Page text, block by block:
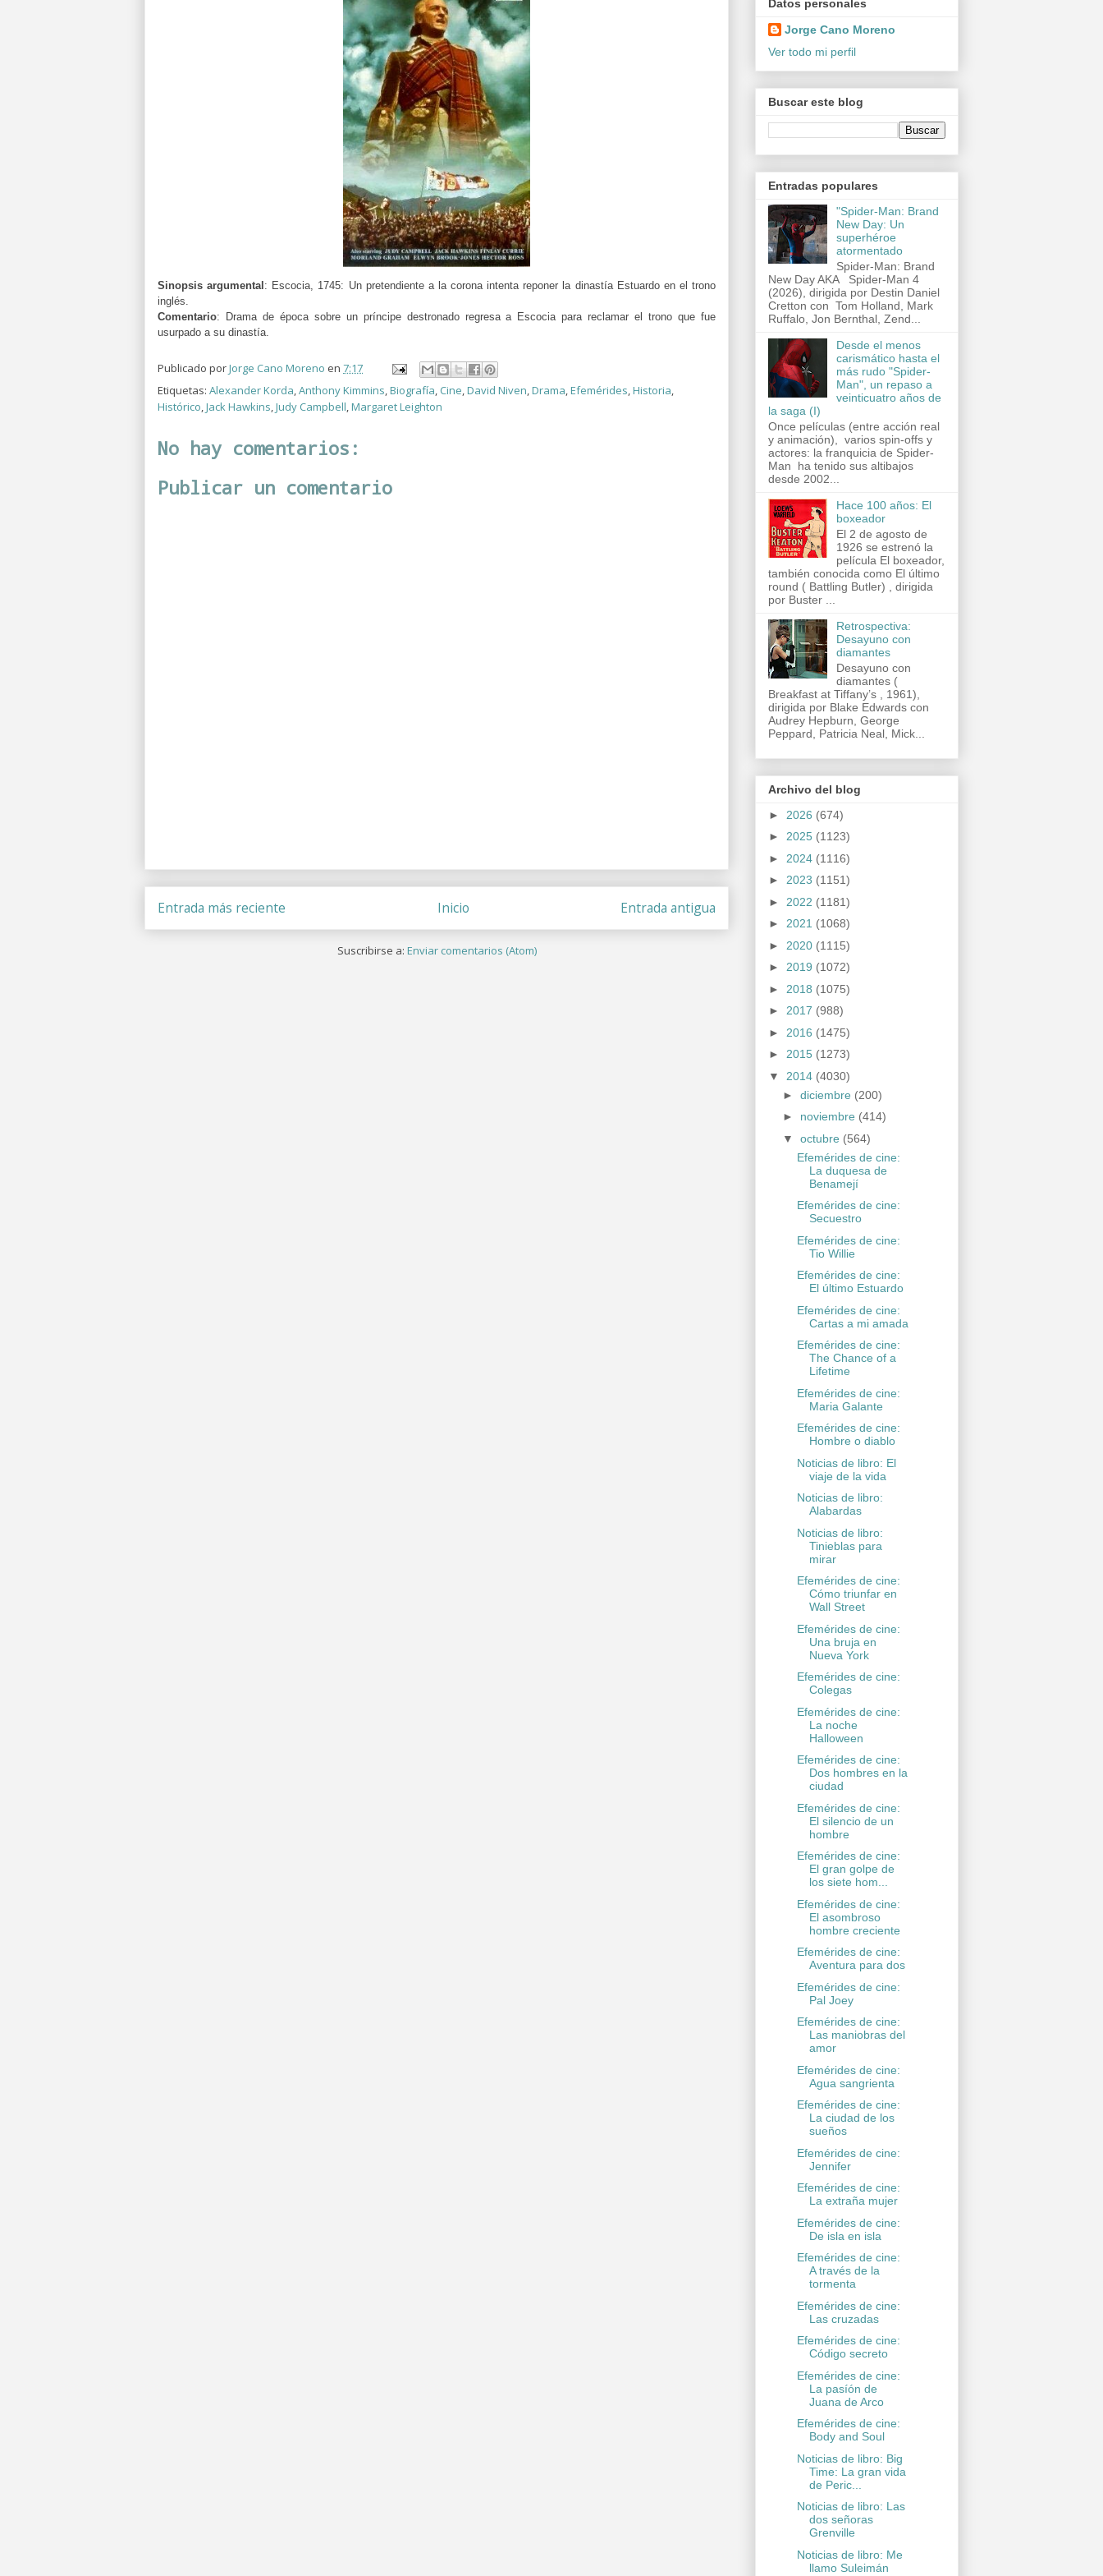
Sinopsis argumental : Escocia, 1745: Un pretendiente a la corona intenta reponer la dinastía Estuardo en el trono
inglés.
Comentario: Drama de época sobre un príncipe destronado regresa a Escocia para reclamar el trono que fue
usurpado a su dinastía.
Publicado porJorge Cano Moreno en 7:17
Etiquetas: Alexander Korda,Anthony Kimmins,Biografía, Cine,David Niven,Drama,Efemérides,Historia,
Histórico,Jack Hawkins,Judy Campbell,Margaret Leighton
No hay comentarios:
Publicar un comentario
Entrada más reciente Entrada antigua
Inicio
Suscribirse a: Enviar comentarios (Atom)
Datos personales
Jorge Cano Moreno
Ver todo mi perfil
Buscar este blog
Entradas populares
"Spider-Man: Brand
New Day: Un
superhéroe
atormentado
Spider-Man: Brand
New Day AKA Spider-Man 4
(2026), dirigida por Destin Daniel
Cretton con Tom Holland, Mark
Ruffalo, Jon Bernthal, Zend...
Desde el menos
carismático hasta el
más rudo "Spider-
Man", un repaso a
veinticuatro años de
la saga (I)
Once películas (entre acción real
y animación), varios spin-offs y
actores: la franquicia de Spider-
Man ha tenido sus altibajos
desde 2002...
Hace 100 años: El
boxeador
El 2 de agosto de
1926 se estrenó la
película El boxeador,
también conocida como El último
round ( Battling Butler) , dirigida
por Buster ...
Retrospectiva:
Desayuno con
diamantes
Desayuno con
diamantes (
Breakfast at Tiffany’s , 1961),
dirigida por Blake Edwards con
Audrey Hepburn, George
Peppard, Patricia Neal, Mick...
Archivo del blog
► 2026 (674)
► 2025 (1123)
► 2024 (1116)
► 2023 (1151)
► 2022 (1181)
► 2021 (1068)
► 2020 (1115)
► 2019 (1072)
► 2018 (1075)
► 2017 (988)
► 2016 (1475)
► 2015 (1273)
▼ 2014 (4030)
► diciembre (200)
► noviembre (414)
▼ octubre (564)
Efemérides de cine:
La duquesa de
Benamejí
Efemérides de cine:
Secuestro
Efemérides de cine:
Tio Willie
Efemérides de cine:
El último Estuardo
Efemérides de cine:
Cartas a mi amada
Efemérides de cine:
The Chance of a
Lifetime
Efemérides de cine:
Maria Galante
Efemérides de cine:
Hombre o diablo
Noticias de libro: El
viaje de la vida
Noticias de libro:
Alabardas
Noticias de libro:
Tinieblas para
mirar
Efemérides de cine:
Cómo triunfar en
Wall Street
Efemérides de cine:
Una bruja en
Nueva York
Efemérides de cine:
Colegas
Efemérides de cine:
La noche
Halloween
Efemérides de cine:
Dos hombres en la
ciudad
Efemérides de cine:
El silencio de un
hombre
Efemérides de cine:
El gran golpe de
los siete hom...
Efemérides de cine:
El asombroso
hombre creciente
Efemérides de cine:
Aventura para dos
Efemérides de cine:
Pal Joey
Efemérides de cine:
Las maniobras del
amor
Efemérides de cine:
Agua sangrienta
Efemérides de cine:
La ciudad de los
sueños
Efemérides de cine:
Jennifer
Efemérides de cine:
La extraña mujer
Efemérides de cine:
De isla en isla
Efemérides de cine:
A través de la
tormenta
Efemérides de cine:
Las cruzadas
Efemérides de cine:
Código secreto
Efemérides de cine:
La pasíón de
Juana de Arco
Efemérides de cine:
Body and Soul
Noticias de libro: Big
Time: La gran vida
de Peric...
Noticias de libro: Las
dos señoras
Grenville
Noticias de libro: Me
llamo Suleimán